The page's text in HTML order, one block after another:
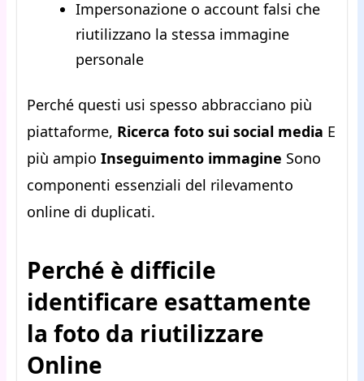
Impersonazione o account falsi che
riutilizzano la stessa immagine
personale
Perché questi usi spesso abbracciano più
piattaforme, Ricerca foto sui social media E
più ampio Inseguimento immagine Sono
componenti essenziali del rilevamento
online di duplicati.
Perché è difficile
identificare esattamente
la foto da riutilizzare
Online